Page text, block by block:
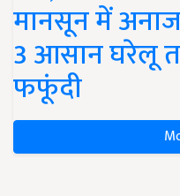
मानसून में
3 आसान घरेलू
फफूंदी